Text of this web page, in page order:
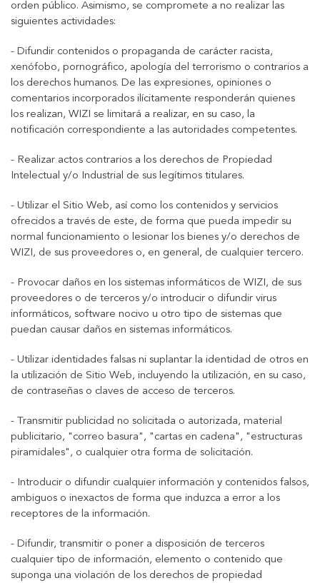
orden público. Asimismo, se compromete a no realizar las
siguientes actividades:
- Difundir contenidos o propaganda de carácter racista,
xenófobo, pornográfico, apología del terrorismo o contrarios a
los derechos humanos. De las expresiones, opiniones o
comentarios incorporados ilícitamente responderán quienes
los realizan, WIZI se limitará a realizar, en su caso, la
notificación correspondiente a las autoridades competentes.
- Realizar actos contrarios a los derechos de Propiedad
Intelectual y/o Industrial de sus legítimos titulares.
- Utilizar el Sitio Web, así como los contenidos y servicios
ofrecidos a través de este, de forma que pueda impedir su
normal funcionamiento o lesionar los bienes y/o derechos de
WIZI, de sus proveedores o, en general, de cualquier tercero.
- Provocar daños en los sistemas informáticos de WIZI, de sus
proveedores o de terceros y/o introducir o difundir virus
informáticos, software nocivo u otro tipo de sistemas que
puedan causar daños en sistemas informáticos.
- Utilizar identidades falsas ni suplantar la identidad de otros en
la utilización de Sitio Web, incluyendo la utilización, en su caso,
de contraseñas o claves de acceso de terceros.
- Transmitir publicidad no solicitada o autorizada, material
publicitario, "correo basura", "cartas en cadena", "estructuras
piramidales", o cualquier otra forma de solicitación.
- Introducir o difundir cualquier información y contenidos falsos,
ambiguos o inexactos de forma que induzca a error a los
receptores de la información.
- Difundir, transmitir o poner a disposición de terceros
cualquier tipo de información, elemento o contenido que
suponga una violación de los derechos de propiedad